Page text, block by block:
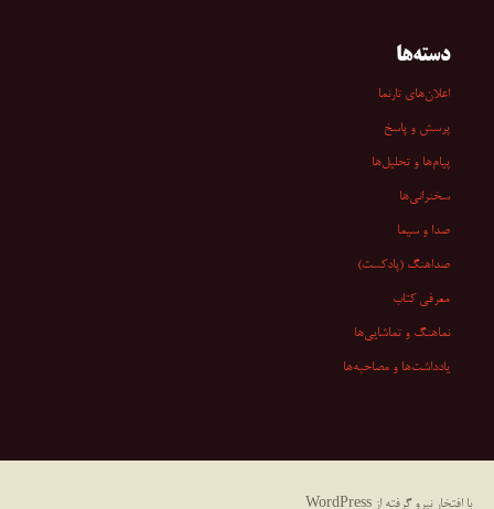
دسته‌ها
اعلان‌های تارنما
پرسش و پاسخ
پیام‌ها و تحلیل‌ها
سخنرانی‏‏‌ها
صدا و سیما
صداهنگ (پادکست)
معرفی کتاب
نماهنگ و تماشایی‌ها
یادداشت‌ها و مصاحبه‌ها
با افتخار نیرو گرفته از WordPress